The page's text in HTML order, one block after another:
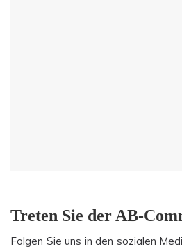
Treten Sie der AB-
Folgen Sie uns in den sozialen